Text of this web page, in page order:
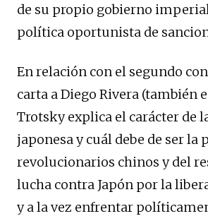
de su propio gobierno
política oportunista de
En relación con el segundo
carta a Diego Rivera (también
Trotsky explica el carácter de
japonesa y cuál debe de ser la
revolucionarios chinos y del
lucha contra Japón por la
y a la vez enfrentar